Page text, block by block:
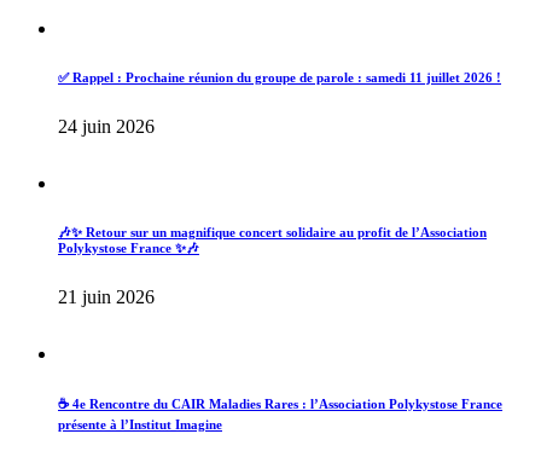
✅ Rappel : Prochaine réunion du groupe de parole : samedi 11 juillet 2026 !
24 juin 2026
🎶✨ Retour sur un magnifique concert solidaire au profit de l’Association
Polykystose France ✨🎶
21 juin 2026
☕ 4e Rencontre du CAIR Maladies Rares : l’Association Polykystose France
présente à l’Institut Imagine